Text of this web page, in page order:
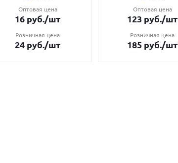
Оптовая цена
16 руб./шт
Розничная цена
24 руб./шт
Оптовая цена
123 руб./шт
Розничная цена
185 руб./шт